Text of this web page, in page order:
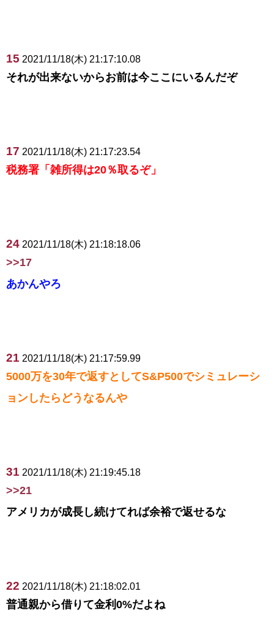
15 2021/11/18(木) 21:17:10.08
それが出来ないからお前は今ここにいるんだぞ
17 2021/11/18(木) 21:17:23.54
税務署「雑所得は20％取るぞ」
24 2021/11/18(木) 21:18:18.06
>>17
あかんやろ
21 2021/11/18(木) 21:17:59.99
5000万を30年で返すとしてS&P500でシミュレーシ
ョンしたらどうなるんや
31 2021/11/18(木) 21:19:45.18
>>21
アメリカが成長し続けてれば余裕で返せるな
22 2021/11/18(木) 21:18:02.01
普通親から借りて金利0%だよね